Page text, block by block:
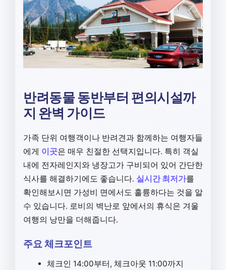
반려동물 동반부터 편의시설까
지 완벽 가이드
가족 단위 여행객이나 반려견과 함께하는 여행자들
에게 이곳은 매우 친절한 선택지입니다. 특히 객실
내에 전자레인지와 냉장고가 구비되어 있어 간단한
식사를 해결하기에도 좋습니다. 실시간 최저가를
확인해보시면 가성비 면에서도 훌륭하다는 것을 알
수 있습니다. 로비의 벽난로 앞에서의 휴식은 겨울
여행의 낭만을 더해줍니다.
주요 체크포인트
체크인 14:00부터, 체크아웃 11:00까지